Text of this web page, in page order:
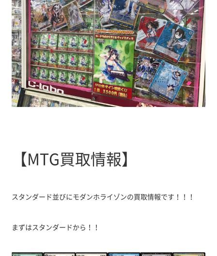
【MTG買取情報】
スタンダード並びにモダンホライゾンの買取情報です！！！
まずはスタンダードから！！